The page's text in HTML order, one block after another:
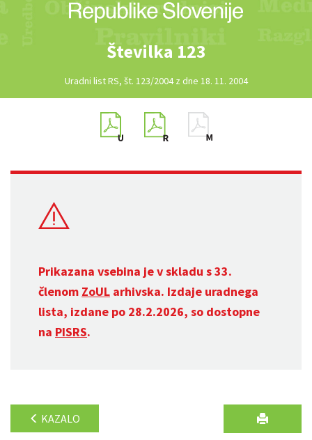
Številka 123
Uradni list RS, št. 123/2004 z dne 18. 11. 2004
Prikazana vsebina je v skladu s 33.
členom ZoUL arhivska. Izdaje uradnega
lista, izdane po 28.2.2026, so dostopne
na PISRS.
KAZALO